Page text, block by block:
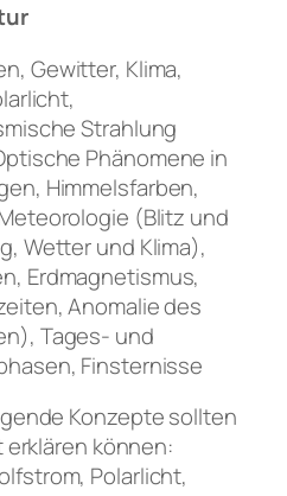
Gewitter, Klima,
Strahlung
Phänomene in
Himmelsfarben,
(Blitz und
Wetter und Klima),
Erdmagnetismus,
Anomalie des
Tages- und
Finsternisse
Konzepte sollten
erklären können:
Polarlicht,